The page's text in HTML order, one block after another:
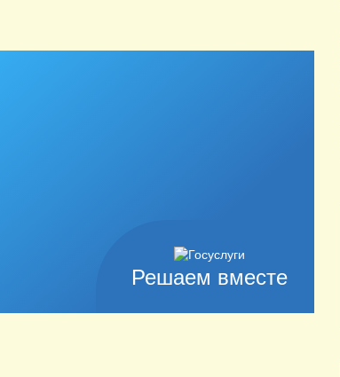
Решаем вместе